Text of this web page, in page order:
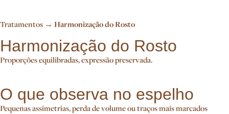
Tratamentos → Harmonização do Rosto
Harmonização do Rosto
Proporções equilibradas, expressão preservada.
O que observa no espelho
Pequenas assimetrias, perda de volume ou traços mais marcados